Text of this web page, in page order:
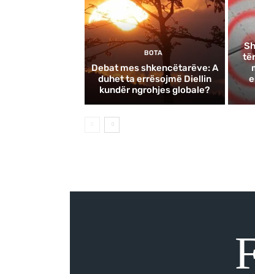
BOTA
Debat mes shkencëtarëve: A
duhet ta errësojmë Diellin
kundër ngrohjes globale?